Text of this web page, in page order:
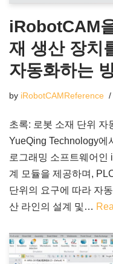
iRobotCAM
재 생산 장치
자동화하는
by iRobotCAMReference
초록: 로봇 소재 단위 자
YueQing Technology에
로그래밍 소프트웨어인
계 모듈을 제공하며,
단위의 요구에 따라 자
산 라인의 설계 및…